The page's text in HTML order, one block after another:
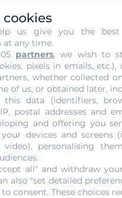
vous devrez passer
consiste à estimer la
Un protocole
font en toute
NOUS CONTACTER
cookies
us give you the best
at any time.
partners, we wish to
pixels in emails,
whether collected
of us, or obtained later,
this data (identifiers,
postal addresses and
and offering you
your devices and screens
video), personalising
all" and withdraw
also "set detailed
consent. These choices